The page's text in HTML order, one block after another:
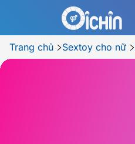
Trang chủ Sextoy cho nữ